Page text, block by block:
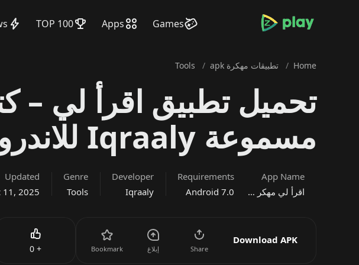
bramjpure.com
Games
Apps
TOP 100
Home
/ تطبيقات مهكرة apk /
Tools
تحميل تطبيق اقرأ لي –
مسموعة Iqraaly للاندرويد 2026
App Name
اقرأ لي مهكر - كتب صوتية مسموعة
Requirements
Android 7.0
Developer
Iqraaly
Genre
Tools
Updated
11, 2025
+
0
Download APK
Share إبلاغ Bookmark